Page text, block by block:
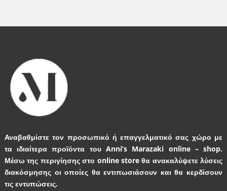
Αναβαθμίστε τον προσωπικό ή επαγγελματικό σας χώρο με
τα ιδιαίτερα προϊόντα του Anni’s Marazaki online – shop.
Μέσω της περιγίησης στο online store θα ανακαλύψετε λύσεις
διακόσμησης οι οποίες θα εντιπωσιάσουν και θα κερδίσουν
τις εντυπώσεις.